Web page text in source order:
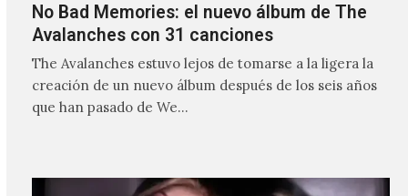
No Bad Memories: el nuevo álbum de The
Avalanches con 31 canciones
The Avalanches estuvo lejos de tomarse a la ligera la
creación de un nuevo álbum después de los seis años
que han pasado de We…